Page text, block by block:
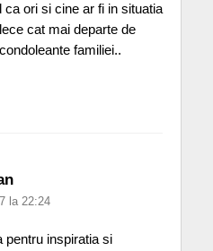
ori si cine ar fi in situatia
cat mai departe de
familiei..
la 22:24
pentru inspiratia si